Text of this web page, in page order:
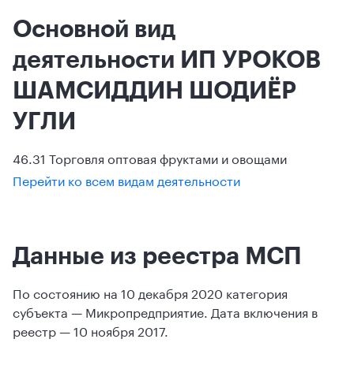
Основной вид
деятельности ИП УРОКОВ
ШАМСИДДИН ШОДИЁР
УГЛИ
46.31 Торговля оптовая фруктами и овощами
Перейти ко всем видам деятельности
Данные из реестра МСП
По состоянию на 10 декабря 2020 категория
субъекта — Микропредприятие. Дата включения в
реестр — 10 ноября 2017.